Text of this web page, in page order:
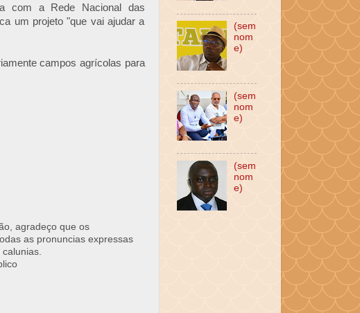
com a Rede Nacional das
um projeto "que vai ajudar a
campos agrícolas para
agradeço que os
as pronuncias expressas
(sem
nom
e)
(sem
nom
e)
(sem
nom
e)